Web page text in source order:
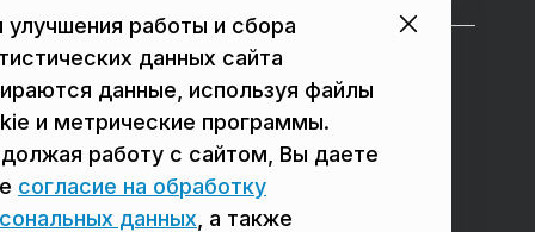
в Реутове в Балашихе
в Сергиевом Посаде в Люберцах
улучшения работы и сбора
данных сайта
данные, используя файлы
и метрические программы.
работу с сайтом, Вы даете
согласие на обработку
данных , а также